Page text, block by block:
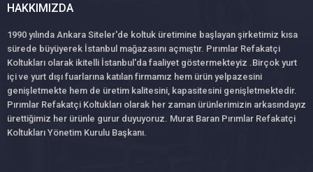
HAKKIMIZDA
1990 yılında Ankara Siteler'de koltuk üretimine başlayan şirketimiz kısa
sürede büyüyerek İstanbul mağazasını açmıştır. Pırımlar Refakatçi
Koltukları olarak ikitelli İstanbul'da faaliyet göstermekteyiz .Birçok yurt
içi ve yurt dışı fuarlarına katılan firmamız hem ürün yelpazesini
genişletmekte hem de üretim kalitesini, kapasitesini genişletmektedir.
Pırımlar Refakatçi Koltukları olarak her zaman ürünlerimizin arkasındayız
ürettiğimiz her ürünle gurur duyuyoruz. Murat Baran Pırımlar Refakatçi
Koltukları Yönetim Kurulu Başkanı.